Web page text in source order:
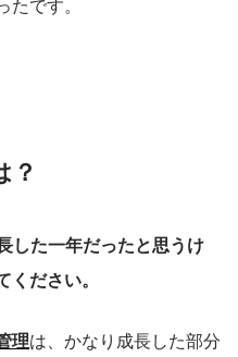
？
した一年だったと思うけ
ださい。
理は、かなり成長した部分